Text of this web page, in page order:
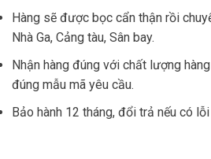
Hàng sẽ được bọc cẩn thận rồi
Nhà Ga, Cảng tàu, Sân bay.
Nhận hàng đúng với chất lượng
đúng mẫu mã yêu cầu.
Bảo hành 12 tháng, đổi trả nếu có